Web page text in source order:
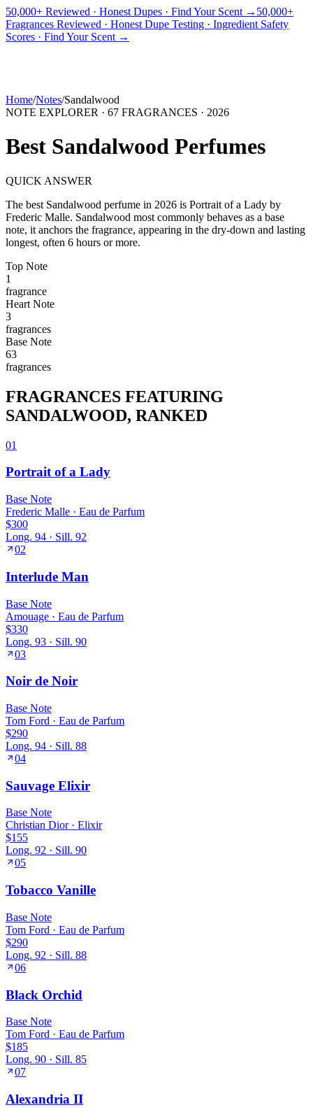
50,000+ Reviewed · Honest Dupes · Find Your Scent → 50,000+
Fragrances Reviewed · Honest Dupe Testing · Ingredient Safety
Scores · Find Your Scent →
PICKS BEST FOR REVIEWS
Home/Notes/Sandalwood
NOTE EXPLORER · 67 FRAGRANCES · 2026
Best Sandalwood Perfumes
QUICK ANSWER
The best Sandalwood perfume in 2026 is Portrait of a Lady by
Frederic Malle. Sandalwood most commonly behaves as a base
note, it anchors the fragrance, appearing in the dry-down and lasting
longest, often 6 hours or more.
Top Note
1
fragrance
Heart Note
3
fragrances
Base Note
63
fragrances
FRAGRANCES FEATURING
SANDALWOOD, RANKED
01
Portrait of a Lady
Base Note
Frederic Malle · Eau de Parfum
$300
Long. 94 · Sill. 92
02
Interlude Man
Base Note
Amouage · Eau de Parfum
$330
Long. 93 · Sill. 90
03
Noir de Noir
Base Note
Tom Ford · Eau de Parfum
$290
Long. 94 · Sill. 88
04
Sauvage Elixir
Base Note
Christian Dior· Elixir
$155
Long. 92 · Sill. 90
05
Tobacco Vanille
Base Note
Tom Ford · Eau de Parfum
$290
Long. 92 · Sill. 88
06
Black Orchid
Base Note
Tom Ford · Eau de Parfum
$185
Long. 90 · Sill. 85
07
Alexandria II